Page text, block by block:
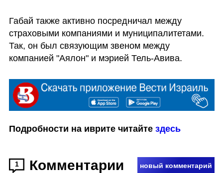
Габай также активно посредничал между
страховыми компаниями и муниципалитетами.
Так, он был связующим звеном между
компанией "Аялон" и мэрией Тель-Авива.
Подробности на иврите читайте здесь
1 Комментарии новый комментарий